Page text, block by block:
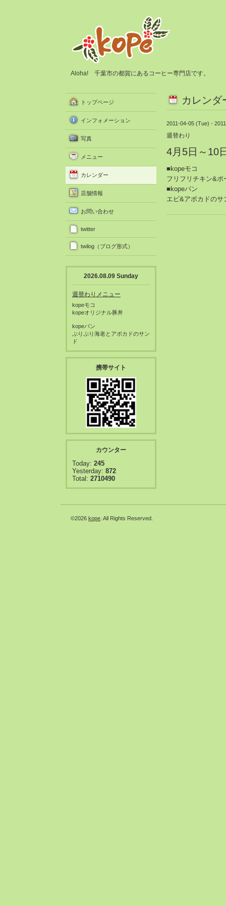
Aloha! 千葉市の都賀にあるコーヒー専門店です。
カレンダ
2011-04-05 (Tue) -
週替わり
4月5日～10
■kopeモコ
フリフリチキン&ポ
■kopeパン
エビ&アボカドのサ
トップページ
インフォメーション
写真
メニュー
カレンダー
店舗情報
お問い合わせ
twitter
twilog（ブログ形式）
2026.08.09 Sunday
週替わりメニュー
kopeモコ
kopeオリジナル豚丼
kopeパン
ぷりぷり海老とアボカドのサン
ド
携帯サイト
カウンター
Today: 245
Yesterday: 872
Total: 2710490
©2026 kope . All Rights Reserved.